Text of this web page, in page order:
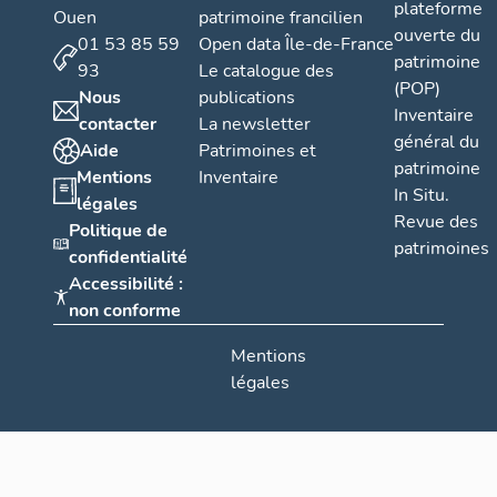
Ouen
01 53 85 59
93
Nous
contacter
Aide
Mentions
légales
Politique de
confidentialité
Accessibilité :
non conforme
patrimoine francilien
Open data Île-de-France
Le catalogue des
publications
La newsletter
Patrimoines et
Inventaire
plateforme
ouverte du
patrimoine
(POP)
Inventaire
général du
patrimoine
In Situ.
Revue des
patrimoines
Mentions
légales